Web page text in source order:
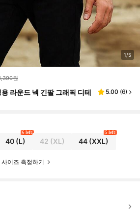
1/5
원
라운드 넥 긴팔 그래픽 디테
5.00 (6)
40(L)
6 left
42 (XL) 44 (XXL)
5 left
사이즈 측정하기